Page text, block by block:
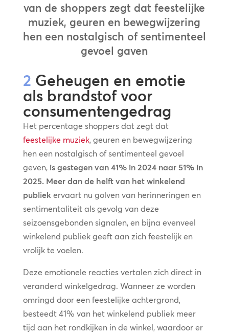
van de shoppers zegt dat feestelijke
muziek, geuren en bewegwijzering
hen een nostalgisch of sentimenteel
gevoel gaven
2 Geheugen en emotie
als brandstof voor
consumentengedrag
Het percentage shoppers dat zegt dat
feestelijke muziek, geuren en bewegwijzering
hen een nostalgisch of sentimenteel gevoel
geven,is gestegen van 41% in 2024 naar 51% in
2025. Meer dan de helft van het winkelend
publiek ervaart nu golven van herinneringen en
sentimentaliteit als gevolg van deze
seizoensgebonden signalen, en bijna evenveel
winkelend publiek geeft aan zich feestelijk en
vrolijk te voelen.
Deze emotionele reacties vertalen zich direct in
veranderd winkelgedrag. Wanneer ze worden
omringd door een feestelijke achtergrond,
besteedt 41% van het winkelend publiekmeer
tijd aan het rondkijken in de winkel, waardoor er